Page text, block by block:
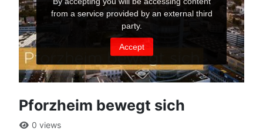
Pforzheim bewegt sich
0 views